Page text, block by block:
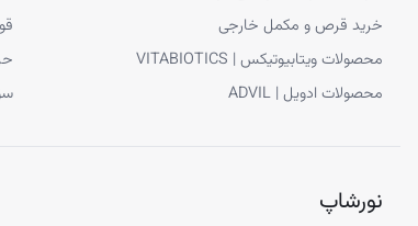
خرید قرص و مکمل خارجی
محصولات ویتابیوتیکس | VITABIOTICS
محصولات ادویل | ADVIL
نورشاپ